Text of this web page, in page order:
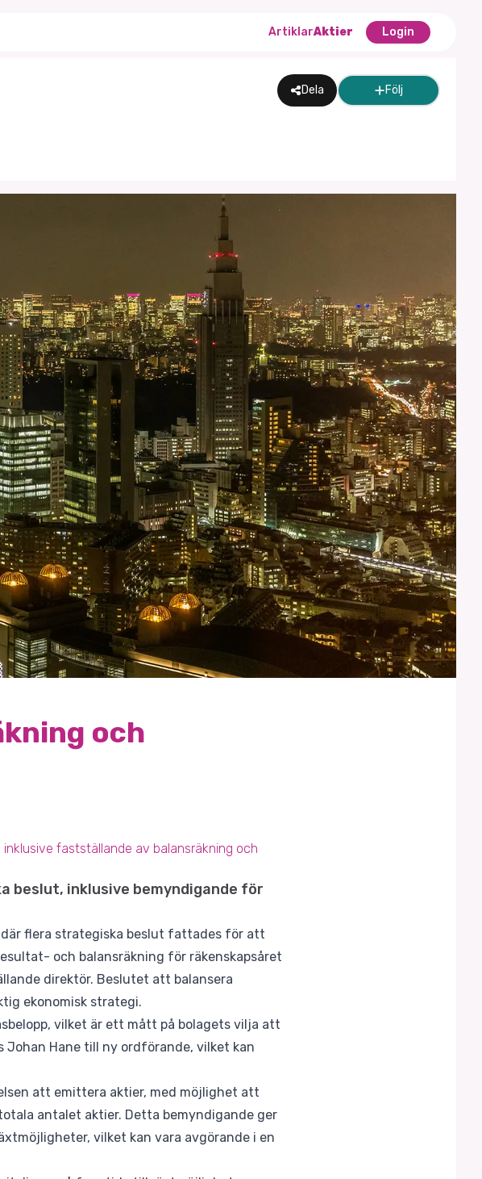
ArtiklarAktier Login
Dela Följ
och
fastställande av balansräkning och
beslut, inklusive bemyndigande för
där flera strategiska beslut fattades för att
och balansräkning för räkenskapsåret
direktör. Beslutet att balansera
ekonomisk strategi.
vilket är ett mått på bolagets vilja att
Johan Hane till ny ordförande, vilket kan
att emittera aktier, med möjlighet att
antalet aktier. Detta bemyndigande ger
vilket kan vara avgörande i en